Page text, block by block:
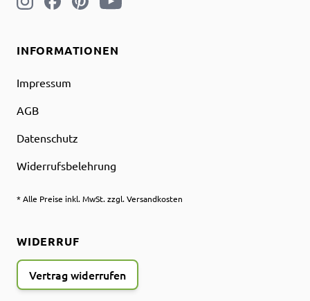
INFORMATIONEN
Impressum
AGB
Datenschutz
Widerrufsbelehrung
* Alle Preise inkl. MwSt. zzgl. Versandkosten
WIDERRUF
Vertrag widerrufen